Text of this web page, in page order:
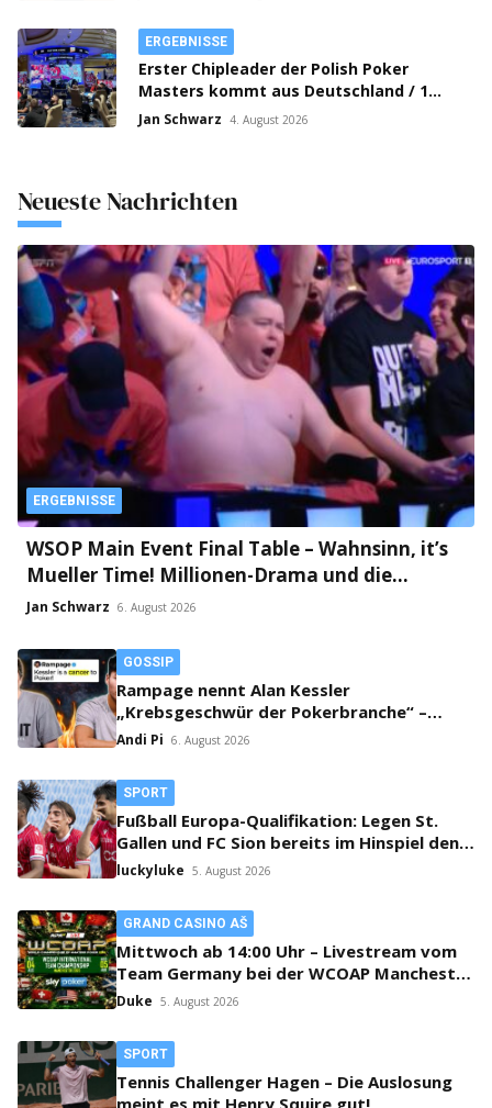
ERGEBNISSE
Erster Chipleader der Polish Poker
Masters kommt aus Deutschland / 1
Million Crown Series in Prag gestartet!
Jan Schwarz 4. August 2026
Neueste Nachrichten
ERGEBNISSE
WSOP Main Event Final Table – Wahnsinn, it’s
Mueller Time! Millionen-Drama und die
finnische Faust an Tag 2!
Jan Schwarz 6. August 2026
GOSSIP
Rampage nennt Alan Kessler
„Krebsgeschwür der Pokerbranche“ –
Streit auf X eskaliert!
Andi Pi 6. August 2026
SPORT
Fußball Europa-Qualifikation: Legen St.
Gallen und FC Sion bereits im Hinspiel den
Grundstein fürs Weiterkommen?
luckyluke 5. August 2026
GRAND CASINO AŠ
Mittwoch ab 14:00 Uhr – Livestream vom
Team Germany bei der WCOAP Manchester
2026!
Duke 5. August 2026
SPORT
Tennis Challenger Hagen – Die Auslosung